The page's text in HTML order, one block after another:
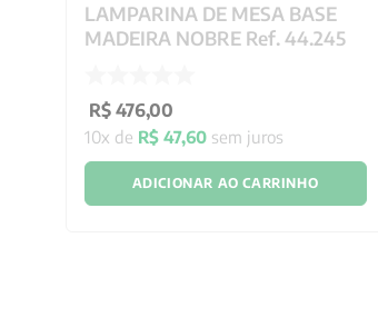
LAMPARINA DE MESA BASE
MADEIRA NOBRE Ref. 44.245
R$ 476,00
10x de R$ 47,60sem juros
ADICIONAR AO CARRINHO